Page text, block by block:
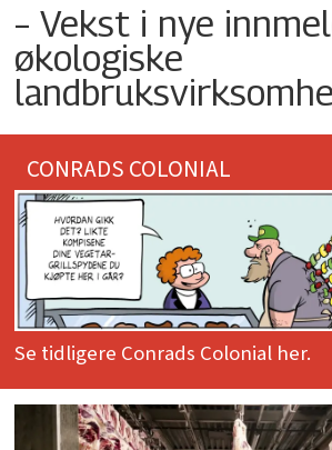
– Vekst i nye
økologiske
CONRADS COLONIAL
Se tidligere Conrads Colonial her.